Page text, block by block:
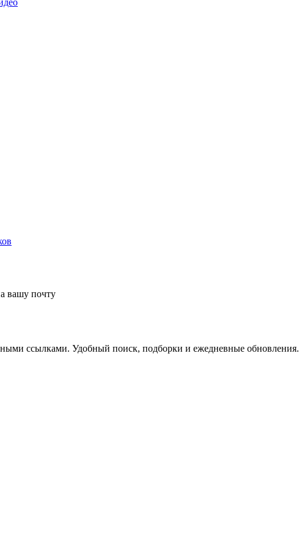
вашу почту
ссылками. Удобный поиск, подборки и ежедневные обновления.